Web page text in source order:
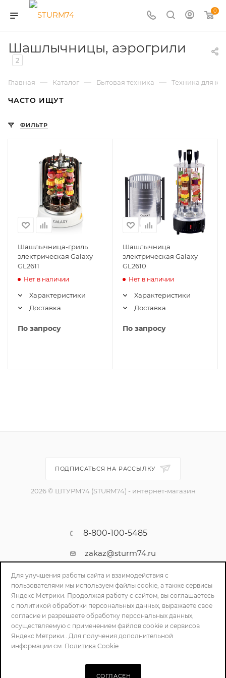
0
Шашлычницы, аэрогрили
2
Главная — Каталог — Бытовая техника — Техника для
ЧАСТО ИЩУТ
ФИЛЬТР
Шашлычница-гриль
электрическая Galaxy
GL2611
Нет в наличии
Характеристики
Доставка
По запросу
Шашлычница
электрическая Galaxy
GL2610
Нет в наличии
Характеристики
Доставка
По запросу
ПОДПИСАТЬСЯ НА РАССЫЛКУ
2026 © ШТУРМ74 (STURM74) - интернет-магазин
8-800-100-5485
zakaz@sturm74.ru
г. Челябинск, ул. Стартовая 34/1
ПОЛИТИКА КОНФИДЕНЦИАЛЬНОСТИ
Для улучшения работы сайта и взаимодействия с
пользователями мы используем файлы cookie, а также сервисы
Яндекс Метрики. Продолжая работу с сайтом, вы соглашаетесь
с политикой обработки персональных данных, выражаете свое
согласие и разрешаете обработку персональных данных,
осуществляемую с применением файлов cookie и сервисов
Яндекс Метрики.. Для получения дополнительной
информации см. Политика Cookie
СОГЛАСЕН